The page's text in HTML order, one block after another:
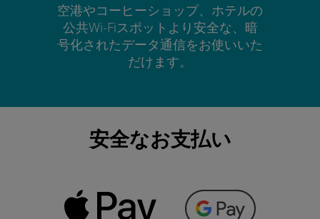
空港やコーヒーショップ、ホテルの
公共Wi-Fiスポットより安全な、暗
号化されたデータ通信をお使いいた
だけます。
安全なお支払い